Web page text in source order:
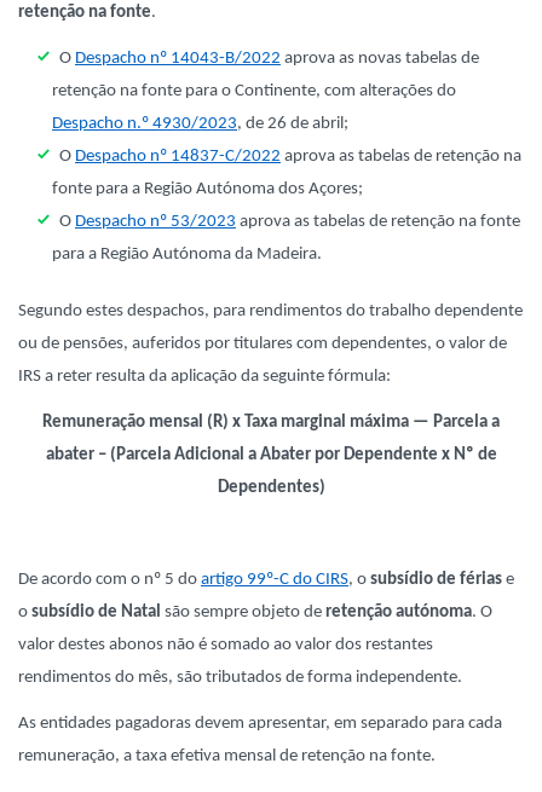
retenção na fonte.
O Despacho nº 14043-B/2022 aprova as novas tabelas de
retenção na fonte para o Continente, com alterações do
Despacho n.º 4930/2023, de 26 de abril;
O Despacho nº 14837-C/2022 aprova as tabelas de retenção na
fonte para a Região Autónoma dos Açores;
O Despacho nº 53/2023 aprova as tabelas de retenção na fonte
para a Região Autónoma da Madeira.
Segundo estes despachos, para rendimentos do trabalho dependente
ou de pensões, auferidos por titulares com dependentes, o valor de
IRS a reter resulta da aplicação da seguinte fórmula:
Remuneração mensal (R) x Taxa marginal máxima — Parcela a
abater – (Parcela Adicional a Abater por Dependente x Nº de
Dependentes)
De acordo com o nº 5 do artigo 99º-C do CIRS, o subsídio de férias e
o subsídio de Natal são sempre objeto de retenção autónoma. O
valor destes abonos não é somado ao valor dos restantes
rendimentos do mês, são tributados de forma independente.
As entidades pagadoras devem apresentar, em separado para cada
remuneração, a taxa efetiva mensal de retenção na fonte.